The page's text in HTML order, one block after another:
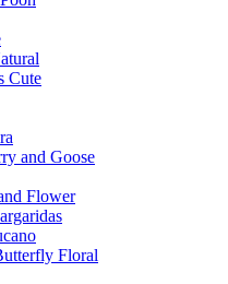
Cute
and Goose
Flower
Floral